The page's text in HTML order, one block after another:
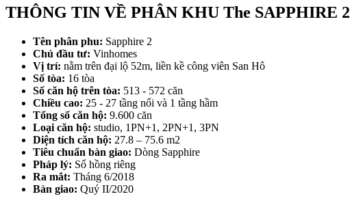
THÔNG TIN VỀ PHÂN KHU The SAPPHIRE 2
Tên phân phu: Sapphire 2
Chủ đầu tư: Vinhomes
Vị trí: nằm trên đại lộ 52m, liền kề công viên San Hô
Số tòa: 16 tòa
Số căn hộ trên tòa: 513 - 572 căn
Chiều cao: 25 - 27 tầng nổi và 1 tầng hầm
Tổng số căn hộ: 9.600 căn
Loại căn hộ: studio, 1PN+1, 2PN+1, 3PN
Diện tích căn hộ: 27.8 – 75.6 m2
Tiêu chuẩn bàn giao: Dòng Sapphire
Pháp lý: Sổ hồng riêng
Ra mắt: Tháng 6/2018
Bàn giao: Quý II/2020